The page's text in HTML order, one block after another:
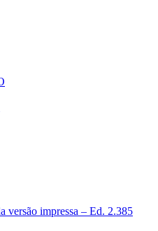
versão impressa – Ed. 2.385